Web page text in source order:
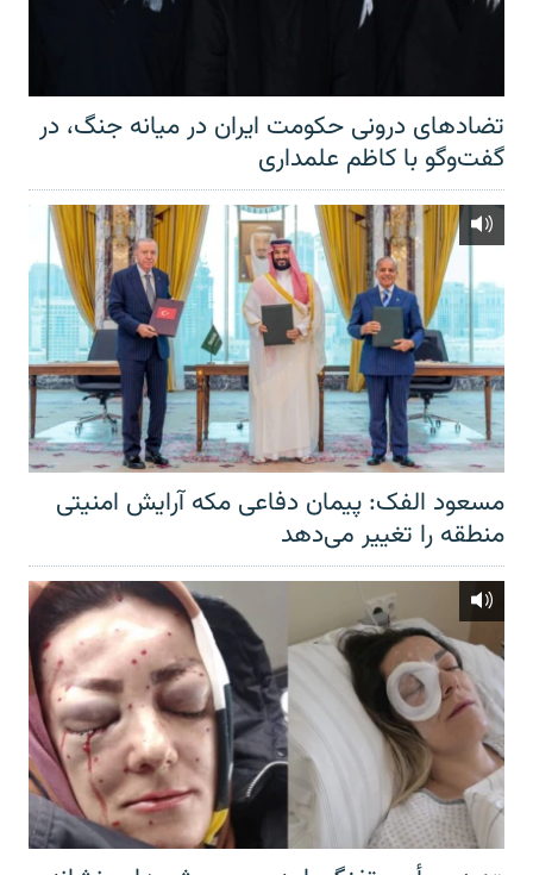
تضادهای درونی حکومت ایران در میانه جنگ، در
گفت‌‌وگو با کاظم علمداری
مسعود الفک: پیمان دفاعی مکه آرایش امنیتی
منطقه را تغییر می‌دهد